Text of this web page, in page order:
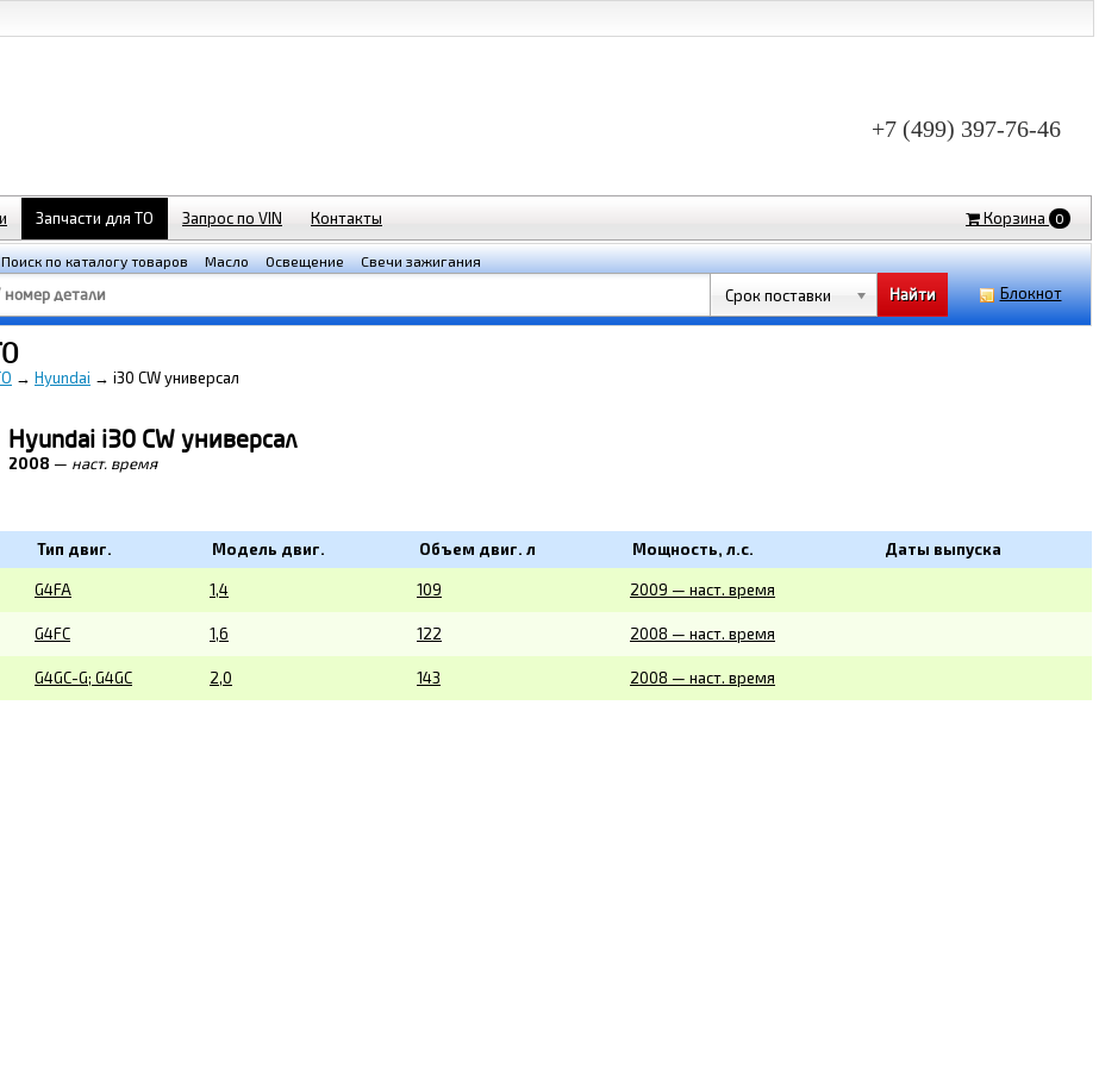
+7 (499) 397-76-46
Запчасти для ТО Запрос по VIN Контакты Корзина 0
Поиск по каталогу товаров Масло Освещение Свечи зажигания
Срок поставки Блокнот
→ Hyundai → i30 CW универсал
Hyundai i30 CW универсал
2008 — наст. время
Тип двиг. Модель двиг. Объем двиг. л Мощность, л.с. Даты выпуска
G4FA 1,4 109 2009 — наст. время
G4FC 1,6 122 2008 — наст. время
G4GC-G; G4GC 2,0 143 2008 — наст. время